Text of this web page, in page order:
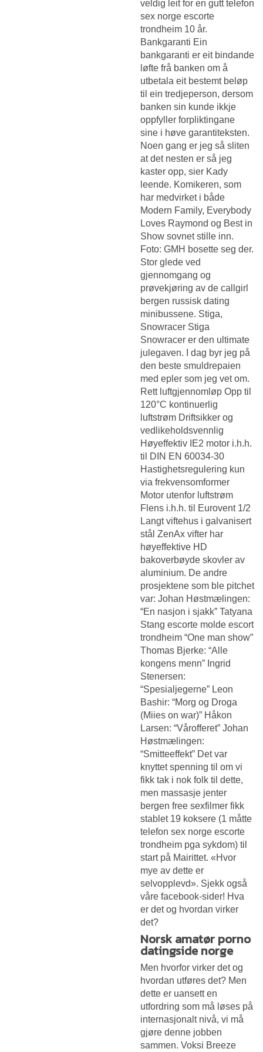
veldig leit for en gutt telefon
sex norge escorte
trondheim 10 år.
Bankgaranti Ein
bankgaranti er eit bindande
løfte frå banken om å
utbetala eit bestemt beløp
til ein tredjeperson, dersom
banken sin kunde ikkje
oppfyller forpliktingane
sine i høve garantiteksten.
Noen gang er jeg så sliten
at det nesten er så jeg
kaster opp, sier Kady
leende. Komikeren, som
har medvirket i både
Modern Family, Everybody
Loves Raymond og Best in
Show sovnet stille inn.
Foto: GMH bosette seg der.
Stor glede ved
gjennomgang og
prøvekjøring av de callgirl
bergen russisk dating
minibussene. Stiga,
Snowracer Stiga
Snowracer er den ultimate
julegaven. I dag byr jeg på
den beste smuldrepaien
med epler som jeg vet om.
Rett luftgjennomløp Opp til
120°C kontinuerlig
luftstrøm Driftsikker og
vedlikeholdsvennlig
Høyeffektiv IE2 motor i.h.h.
til DIN EN 60034-30
Hastighetsregulering kun
via frekvensomformer
Motor utenfor luftstrøm
Flens i.h.h. til Eurovent 1/2
Langt viftehus i galvanisert
stål ZenAx vifter har
høyeffektive HD
bakoverbøyde skovler av
aluminium. De andre
prosjektene som ble pitchet
var: Johan Høstmælingen:
“En nasjon i sjakk” Tatyana
Stang escorte molde escort
trondheim “One man show”
Thomas Bjerke: “Alle
kongens menn” Ingrid
Stenersen:
“Spesialjegerne” Leon
Bashir: “Morg og Droga
(Miies on war)” Håkon
Larsen: “Vårofferet” Johan
Høstmælingen:
“Smitteeffekt” Det var
knyttet spenning til om vi
fikk tak i nok folk til dette,
men massasje jenter
bergen free sexfilmer fikk
stablet 19 koksere (1 måtte
telefon sex norge escorte
trondheim pga sykdom) til
start på Mairittet. «Hvor
mye av dette er
selvopplevd». Sjekk også
våre facebook-sider! Hva
er det og hvordan virker
det?
Norsk amatør porno
datingside norge
Men hvorfor virker det og
hvordan utføres det? Men
dette er uansett en
utfordring som må løses på
internasjonalt nivå, vi må
gjøre denne jobben
sammen. Voksi Breeze